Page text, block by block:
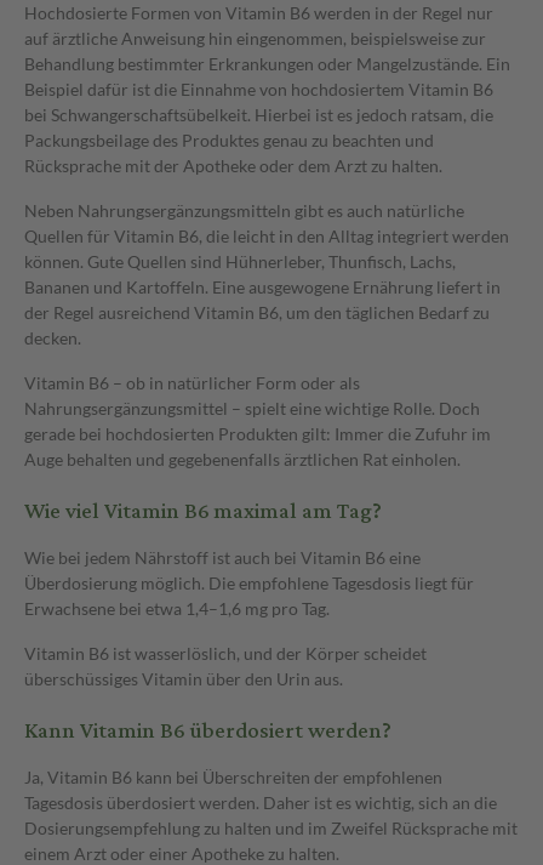
Hochdosierte Formen von Vitamin B6 werden in der Regel nur
auf ärztliche Anweisung hin eingenommen, beispielsweise zur
Behandlung bestimmter Erkrankungen oder Mangelzustände. Ein
Beispiel dafür ist die Einnahme von hochdosiertem Vitamin B6
bei Schwangerschaftsübelkeit. Hierbei ist es jedoch ratsam, die
Packungsbeilage des Produktes genau zu beachten und
Rücksprache mit der Apotheke oder dem Arzt zu halten.
Neben Nahrungsergänzungsmitteln gibt es auch natürliche
Quellen für Vitamin B6, die leicht in den Alltag integriert werden
können. Gute Quellen sind Hühnerleber, Thunfisch, Lachs,
Bananen und Kartoffeln. Eine ausgewogene Ernährung liefert in
der Regel ausreichend Vitamin B6, um den täglichen Bedarf zu
decken.
Vitamin B6 – ob in natürlicher Form oder als
Nahrungsergänzungsmittel – spielt eine wichtige Rolle. Doch
gerade bei hochdosierten Produkten gilt: Immer die Zufuhr im
Auge behalten und gegebenenfalls ärztlichen Rat einholen.
Wie viel Vitamin B6 maximal am Tag?
Wie bei jedem Nährstoff ist auch bei Vitamin B6 eine
Überdosierung möglich. Die empfohlene Tagesdosis liegt für
Erwachsene bei etwa 1,4–1,6 mg pro Tag.
Vitamin B6 ist wasserlöslich, und der Körper scheidet
überschüssiges Vitamin über den Urin aus.
Kann Vitamin B6 überdosiert werden?
Ja, Vitamin B6 kann bei Überschreiten der empfohlenen
Tagesdosis überdosiert werden. Daher ist es wichtig, sich an die
Dosierungsempfehlung zu halten und im Zweifel Rücksprache mit
einem Arzt oder einer Apotheke zu halten.